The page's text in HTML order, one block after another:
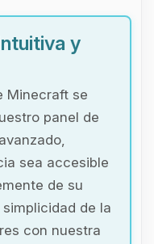
y
Minecraft se
panel de
sea accesible
de su
de la
con nuestra